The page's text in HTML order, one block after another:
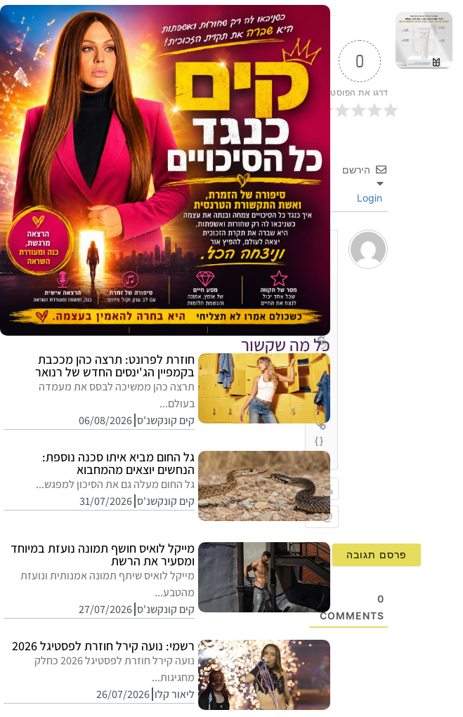
0
דרגו את הפוסט
הירשם
{}
[+]
שם
0
COMMENTS
כל מה שקשור
חוזרת לפרונט: תרצה כהן מככבת
בקמפיין הג'ינסים החדש של רנואר
תרצה כהן ממשיכה לבסס את מעמדה
בעולם...
קים קונקשנ'ס 06/08/2026
גל החום מביא איתו סכנה נוספת:
הנחשים יוצאים מהמחבוא
גל החום מעלה גם את הסיכון למפגש...
קים קונקשנ'ס 31/07/2026
מייקל לואיס חושף תמונה נועזת במיוחד
ומסעיר את הרשת
מייקל לואיס שיתף תמונה אמנותית ונועזת
מהטבע...
קים קונקשנ'ס 27/07/2026
רשמי: נועה קירל חוזרת לפסטיגל 2026
נועה קירל חוזרת לפסטיגל 2026 כחלק
מחגיגות...
ליאור קלו 26/07/2026